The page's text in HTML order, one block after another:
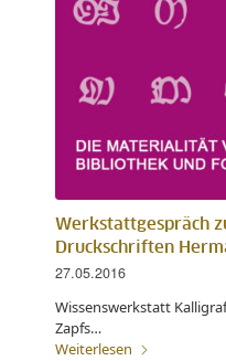
Werkstattgespräch
Druckschriften
27.05.2016
Wissenswerkstatt
Zapfs…
Weiterlesen